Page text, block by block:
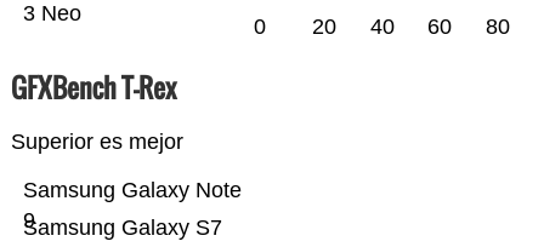
3 Neo
0 20 40 60 80
GFXBench T-Rex
Superior es mejor
Samsung Galaxy S7
Samsung Galaxy Note
9